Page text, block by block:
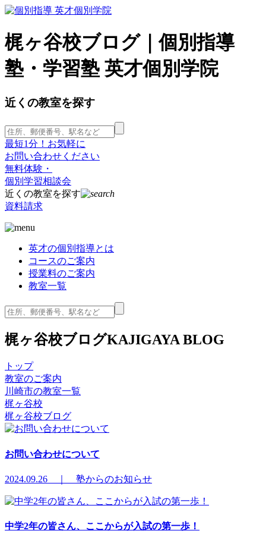
梶ヶ谷校ブログ｜個別指導
塾・学習塾 英才個別学院
近くの教室を探す
最短1分！お気軽に
お問い合わせください
無料体験・
個別学習相談会
近くの教室を探す
資料請求
英才の個別指導とは
コースのご案内
授業料のご案内
教室一覧
梶ヶ谷校ブログKAJIGAYA BLOG
トップ
教室のご案内
川崎市の教室一覧
梶ヶ谷校
梶ヶ谷校ブログ
お問い合わせについて
2024.09.26 ｜ 塾からのお知らせ
中学2年の皆さん、ここからが入試の第一歩！